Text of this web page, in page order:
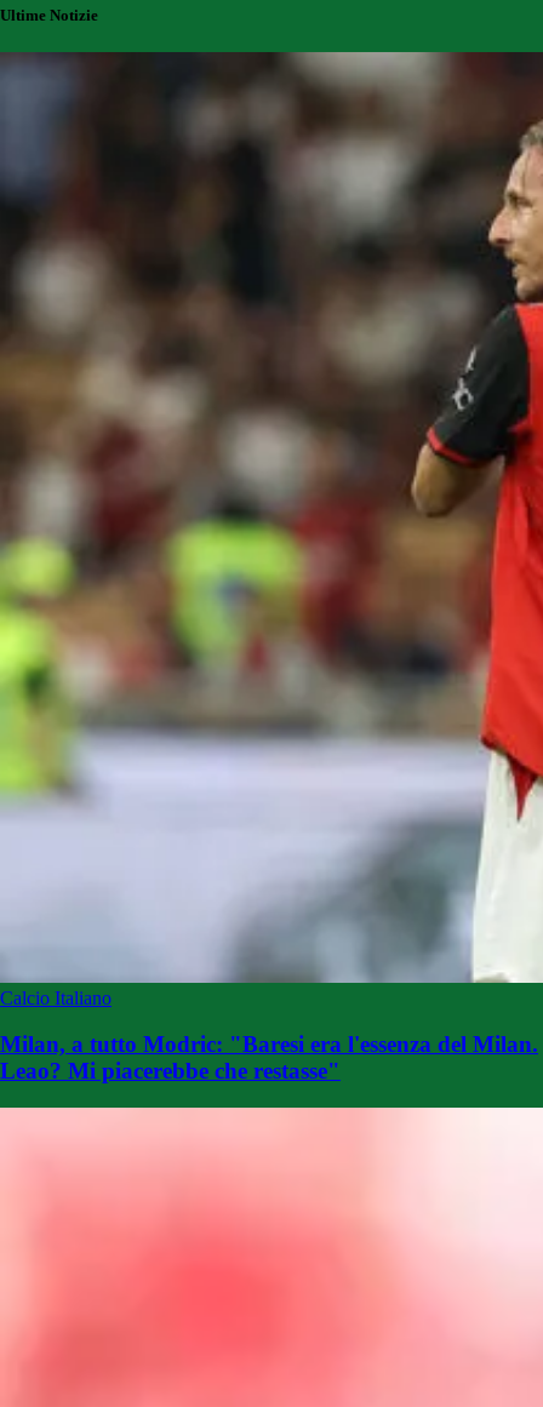
Ultime Notizie
Calcio Italiano
Milan, a tutto Modric: "Baresi era l'essenza del Milan.
Leao? Mi piacerebbe che restasse"